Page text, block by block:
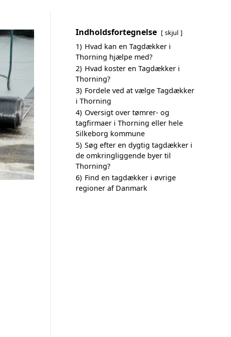
Indholdsfortegnelse skjul
1) Hvad kan en Tagdækker i
Thorning hjælpe med?
2) Hvad koster en Tagdækker i
Thorning?
3) Fordele ved at vælge Tagdækker
i Thorning
4) Oversigt over tømrer- og
tagfirmaer i Thorning eller hele
Silkeborg kommune
5) Søg efter en dygtig tagdækker i
de omkringliggende byer til
Thorning?
6) Find en tagdækker i øvrige
regioner af Danmark